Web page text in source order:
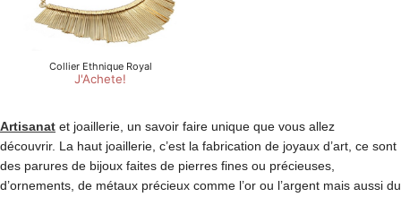
Artisanat et joaillerie, un savoir faire unique que vous allez
découvrir. La haut joaillerie, c’est la fabrication de joyaux d’art, ce sont
des parures de bijoux faites de pierres fines ou précieuses,
d’ornements, de métaux précieux comme l’or ou l’argent mais aussi du